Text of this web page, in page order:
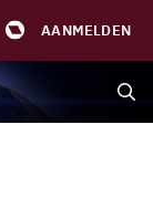
AANMELDEN